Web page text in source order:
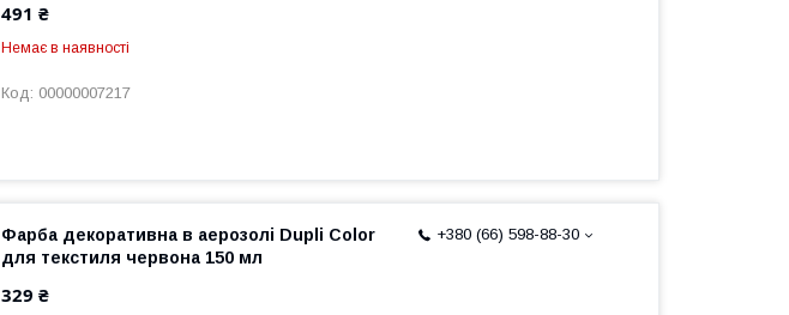
491 ₴
Немає в наявності
00000007217
+380 (66) 598-88-30
Фарба декоративна в аерозолі Dupli Color
для текстиля червона 150 мл
329 ₴